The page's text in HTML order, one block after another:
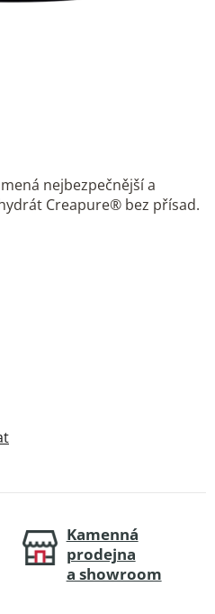
nejbezpečnější a
Creapure® bez přísad.
Kamenná
prodejna
a showroom